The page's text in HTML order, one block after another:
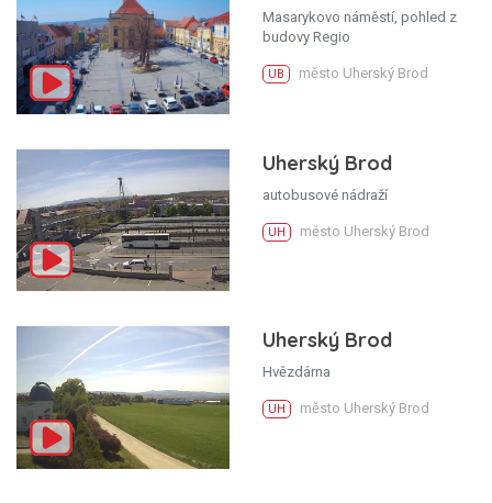
Masarykovo náměstí, pohled z
budovy Regio
UB město Uherský Brod
Uherský Brod
autobusové nádraží
UH město Uherský Brod
Uherský Brod
Hvězdárna
UH město Uherský Brod